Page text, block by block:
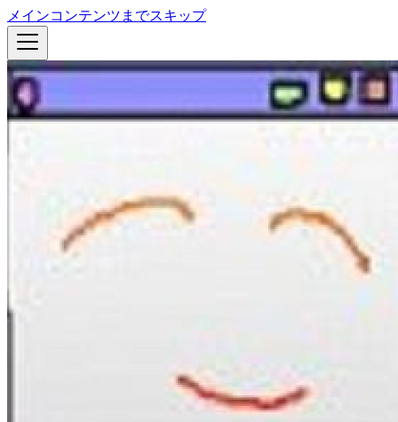
メインコンテンツまでスキップ